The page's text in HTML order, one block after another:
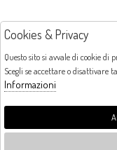
LUNEDI: CHIUSO LA
Cookies & Privacy
Questo sito si avvale di cookie
Scegli se accettare o disattivare
Informazioni